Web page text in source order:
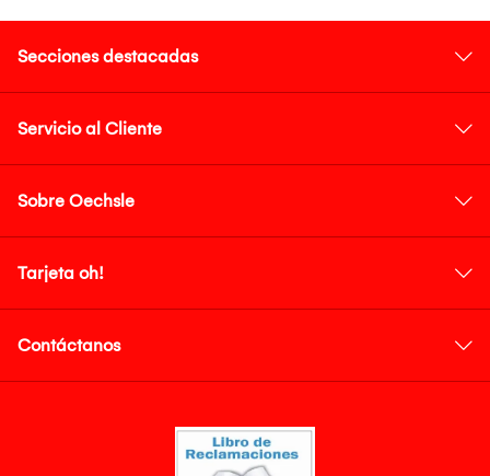
Secciones destacadas
Servicio al Cliente
Sobre Oechsle
Tarjeta oh!
Contáctanos